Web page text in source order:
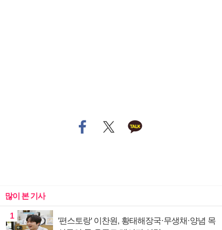
많이 본 기사
1
'편스토랑' 이찬원, 황태해장국·무생채·양념 목